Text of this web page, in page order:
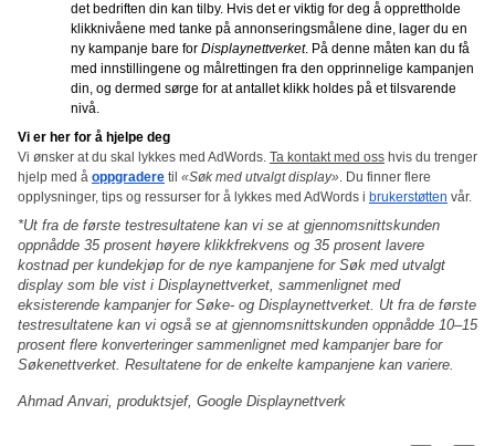
det bedriften din kan tilby. Hvis det er viktig for deg å opprettholde
klikknivåene med tanke på annonseringsmålene dine, lager du en
ny kampanje bare for Displaynettverket. På denne måten kan du få
med innstillingene og målrettingen fra den opprinnelige kampanjen
din, og dermed sørge for at antallet klikk holdes på et tilsvarende
nivå.
Vi er her for å hjelpe deg
Vi ønsker at du skal lykkes med AdWords. Ta kontakt med oss hvis du trenger
hjelp med å oppgradere til «Søk med utvalgt display». Du finner flere
opplysninger, tips og ressurser for å lykkes med AdWords i brukerstøtten vår.
*Ut fra de første testresultatene kan vi se at gjennomsnittskunden
oppnådde 35 prosent høyere klikkfrekvens og 35 prosent lavere
kostnad per kundekjøp for de nye kampanjene for Søk med utvalgt
display som ble vist i Displaynettverket, sammenlignet med
eksisterende kampanjer for Søke- og Displaynettverket. Ut fra de første
testresultatene kan vi også se at gjennomsnittskunden oppnådde 10–15
prosent flere konverteringer sammenlignet med kampanjer bare for
Søkenettverket. Resultatene for de enkelte kampanjene kan variere.
Ahmad Anvari, produktsjef, Google Displaynettverk